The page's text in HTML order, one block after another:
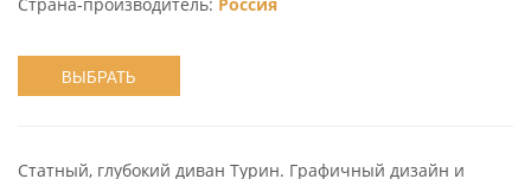
ВЫБРАТЬ
Статный, глубокий диван Турин. Графичный дизайн и